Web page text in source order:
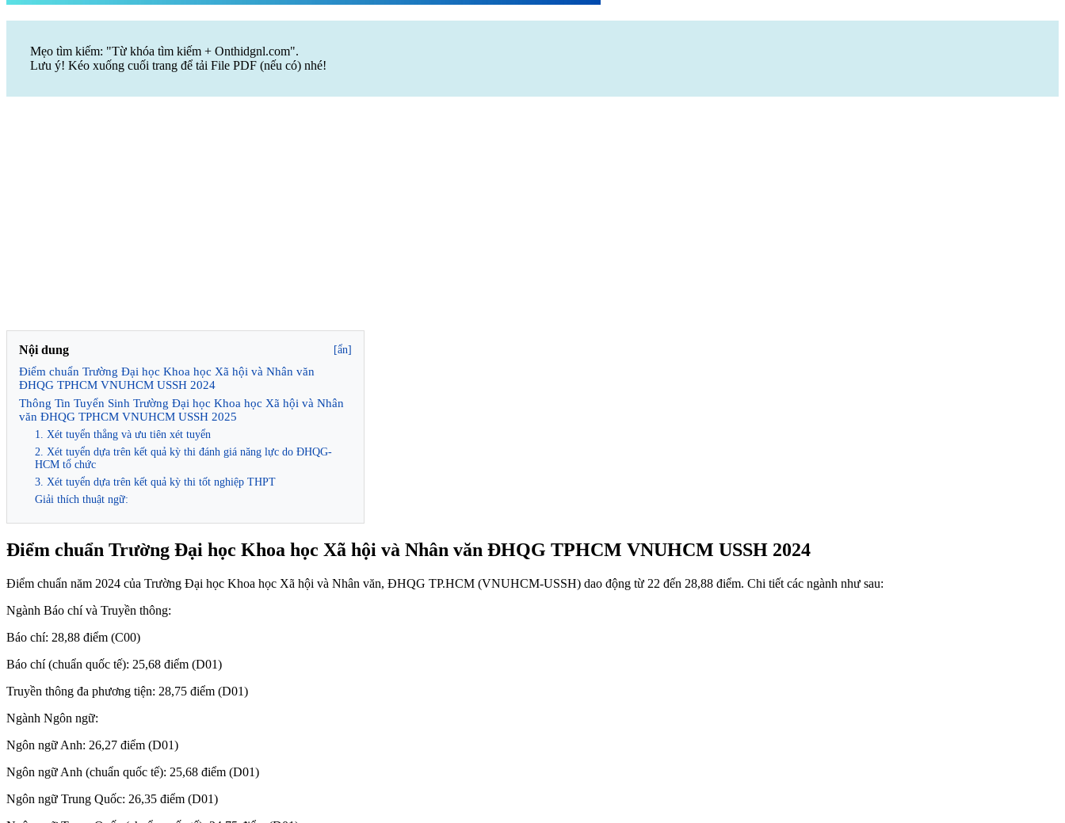
Mẹo tìm kiếm: "Từ khóa tìm kiếm + Onthidgnl.com".
Lưu ý! Kéo xuống cuối trang để tải File PDF (nếu có) nhé!
Nội dung [ẩn]
Điểm chuẩn Trường Đại học Khoa học Xã hội và Nhân văn
ĐHQG TPHCM VNUHCM USSH 2024
Thông Tin Tuyển Sinh Trường Đại học Khoa học Xã hội và Nhân
văn ĐHQG TPHCM VNUHCM USSH 2025
1. Xét tuyển thẳng và ưu tiên xét tuyển
2. Xét tuyển dựa trên kết quả kỳ thi đánh giá năng lực do ĐHQG-
HCM tổ chức
3. Xét tuyển dựa trên kết quả kỳ thi tốt nghiệp THPT
Giải thích thuật ngữ:
Điểm chuẩn Trường Đại học Khoa học Xã hội và Nhân văn ĐHQG TPHCM VNUHCM USSH 2024
Điểm chuẩn năm 2024 của Trường Đại học Khoa học Xã hội và Nhân văn, ĐHQG TP.HCM (VNUHCM-USSH) dao động từ 22 đến 28,88 điểm. Chi tiết các ngành như sau:
Ngành Báo chí và Truyền thông:
Báo chí: 28,88 điểm (C00)
Báo chí (chuẩn quốc tế): 25,68 điểm (D01)
Truyền thông đa phương tiện: 28,75 điểm (D01)
Ngành Ngôn ngữ:
Ngôn ngữ Anh: 26,27 điểm (D01)
Ngôn ngữ Anh (chuẩn quốc tế): 25,68 điểm (D01)
Ngôn ngữ Trung Quốc: 26,35 điểm (D01)